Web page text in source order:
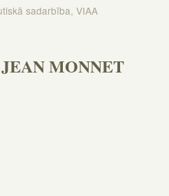
sadarbība, VIAA
MONNET